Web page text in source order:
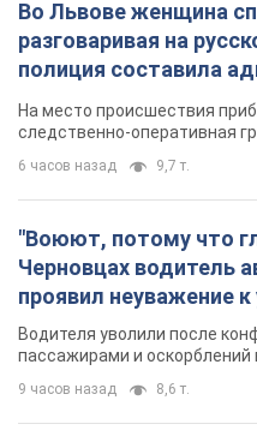
Во Львове женщина
разговаривая на
полиция составила
протокол. Видео
На место происшествия
следственно-оперативная
6 часов назад 9,7 т.
"Воюют, потому что
Черновцах водитель
проявил неуважение
военным и поплатился
Видео
Водителя уволили после
пассажирами и оскорблений
9 часов назад 8,6 т.